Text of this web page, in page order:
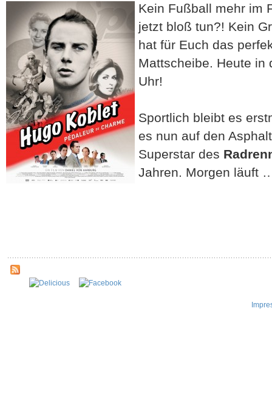
Kein Fußball mehr im
jetzt bloß tun?! Kein
hat für Euch das
Mattscheibe. Heute in
Uhr!
Sportlich bleibt es
es nun auf den
Superstar des
Jahren. Morgen läuft